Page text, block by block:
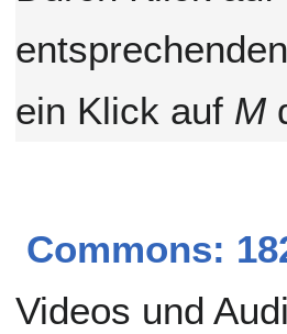
ein Klick auf M
Commons:
Videos und